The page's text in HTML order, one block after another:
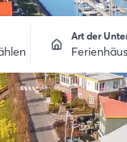
Art der